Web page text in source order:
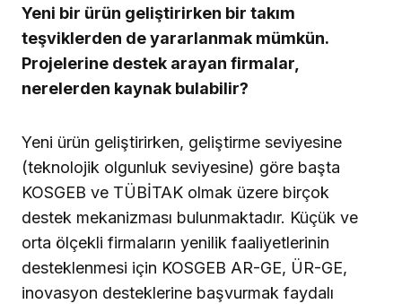
Yeni bir ürün geliştirirken bir takım
teşviklerden de yararlanmak mümkün.
Projelerine destek arayan firmalar,
nerelerden kaynak bulabilir?
Yeni ürün geliştirirken, geliştirme seviyesine
(teknolojik olgunluk seviyesine) göre başta
KOSGEB ve TÜBİTAK olmak üzere birçok
destek mekanizması bulunmaktadır. Küçük ve
orta ölçekli firmaların yenilik faaliyetlerinin
desteklenmesi için KOSGEB AR-GE, ÜR-GE,
inovasyon desteklerine başvurmak faydalı